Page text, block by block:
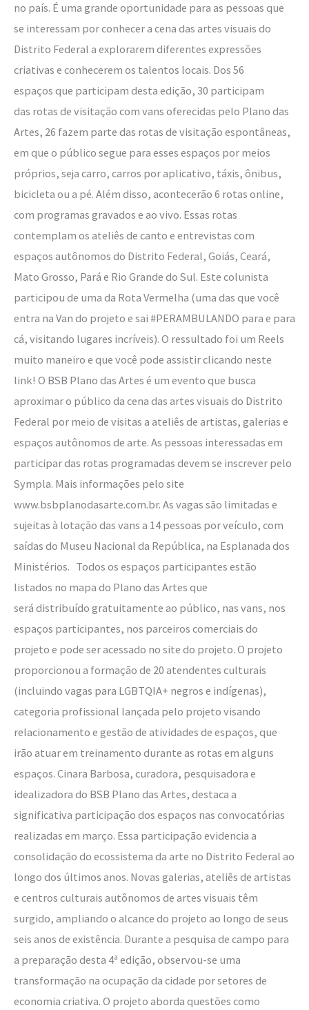
no país. É uma grande oportunidade para as pessoas que
se interessam por conhecer a cena das artes visuais do
Distrito Federal a explorarem diferentes expressões
criativas e conhecerem os talentos locais. Dos 56
espaços que participam desta edição, 30 participam
das rotas de visitação com vans oferecidas pelo Plano das
Artes, 26 fazem parte das rotas de visitação espontâneas,
em que o público segue para esses espaços por meios
próprios, seja carro, carros por aplicativo, táxis, ônibus,
bicicleta ou a pé. Além disso, acontecerão 6 rotas online,
com programas gravados e ao vivo. Essas rotas
contemplam os ateliês de canto e entrevistas com
espaços autônomos do Distrito Federal, Goiás, Ceará,
Mato Grosso, Pará e Rio Grande do Sul. Este colunista
participou de uma da Rota Vermelha (uma das que você
entra na Van do projeto e sai #PERAMBULANDO para e para
cá, visitando lugares incríveis). O ressultado foi um Reels
muito maneiro e que você pode assistir clicando neste
link! O BSB Plano das Artes é um evento que busca
aproximar o público da cena das artes visuais do Distrito
Federal por meio de visitas a ateliês de artistas, galerias e
espaços autônomos de arte. As pessoas interessadas em
participar das rotas programadas devem se inscrever pelo
Sympla. Mais informações pelo site
www.bsbplanodasarte.com.br. As vagas são limitadas e
sujeitas à lotação das vans a 14 pessoas por veículo, com
saídas do Museu Nacional da República, na Esplanada dos
Ministérios. Todos os espaços participantes estão
listados no mapa do Plano das Artes que
será distribuído gratuitamente ao público, nas vans, nos
espaços participantes, nos parceiros comerciais do
projeto e pode ser acessado no site do projeto. O projeto
proporcionou a formação de 20 atendentes culturais
(incluindo vagas para LGBTQIA+ negros e indígenas),
categoria profissional lançada pelo projeto visando
relacionamento e gestão de atividades de espaços, que
irão atuar em treinamento durante as rotas em alguns
espaços. Cinara Barbosa, curadora, pesquisadora e
idealizadora do BSB Plano das Artes, destaca a
significativa participação dos espaços nas convocatórias
realizadas em março. Essa participação evidencia a
consolidação do ecossistema da arte no Distrito Federal ao
longo dos últimos anos. Novas galerias, ateliês de artistas
e centros culturais autônomos de artes visuais têm
surgido, ampliando o alcance do projeto ao longo de seus
seis anos de existência. Durante a pesquisa de campo para
a preparação desta 4ª edição, observou-se uma
transformação na ocupação da cidade por setores de
economia criativa. O projeto aborda questões como